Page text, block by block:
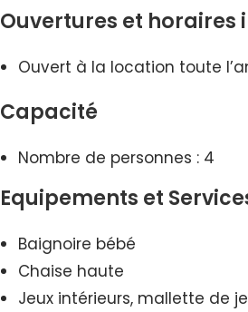
Ouvertures et horaires
Ouvert à la location toute
Capacité
Nombre de personnes : 4
Equipements et
Baignoire bébé
Chaise haute
Jeux intérieurs, mallette de